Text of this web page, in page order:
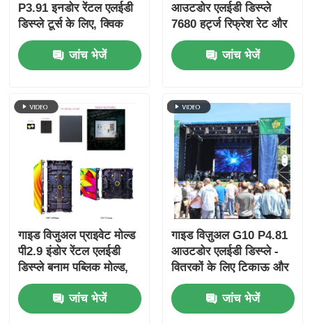
P3.91 इनडोर रेंटल एलईडी
डिस्प्ले टूर्स के लिए, क्विक
लॉक डुअल बैकअप
जांच भेजें
आउटडोर एलईडी डिस्प्ले
7680 हर्ट्ज रिफ्रेश रेट और
IP65 वाटरप्रूफ के साथ
किराए और घटनाओं के लिए
जांच भेजें
गाइड विजुअल प्राइवेट मोल्ड
पी2.9 इंडोर रेंटल एलईडी
डिस्प्ले बनाम पब्लिक मोल्ड,
मजबूत कैबिनेट एंटी-कॉलिशन
जांच भेजें
गाइड विज़ुअल G10 P4.81
आउटडोर एलईडी डिस्प्ले -
वितरकों के लिए टिकाऊ और
लागत प्रभावी किराये की
स्क्रीन
जांच भेजें